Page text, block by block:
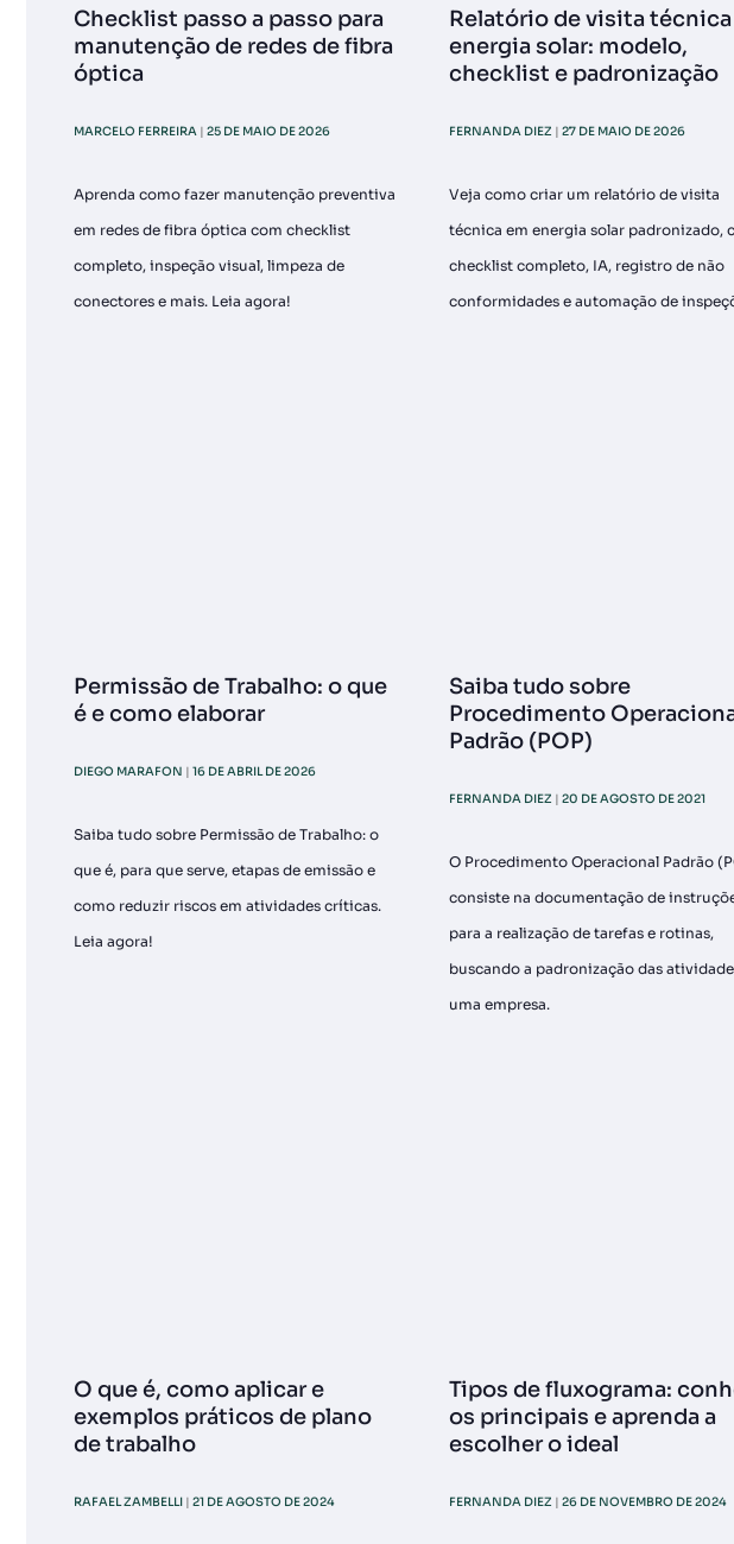
Checklist passo a passo para
manutenção de redes de fibra
óptica
MARCELO FERREIRA 25 DE MAIO DE 2026
Aprenda como fazer manutenção preventiva
em redes de fibra óptica com checklist
completo, inspeção visual, limpeza de
conectores e mais. Leia agora!
Relatório de visita técnica
energia solar: modelo,
checklist e padronização
FERNANDA DIEZ 27 DE MAIO DE 2026
Veja como criar um relatório de visita
técnica em energia solar padronizado,
checklist completo, IA, registro de não
conformidades e automação de
Permissão de Trabalho: o que
é e como elaborar
DIEGO MARAFON 16 DE ABRIL DE 2026
Saiba tudo sobre Permissão de Trabalho: o
que é, para que serve, etapas de emissão e
como reduzir riscos em atividades críticas.
Leia agora!
Saiba tudo sobre
Procedimento
Padrão (POP)
FERNANDA DIEZ 20 DE AGOSTO DE 2021
O Procedimento Operacional Padrão
consiste na documentação de
para a realização de tarefas e rotinas,
buscando a padronização das
uma empresa.
O que é, como aplicar e
exemplos práticos de plano
de trabalho
RAFAEL ZAMBELLI 21 DE AGOSTO DE 2024
Tipos de fluxograma:
os principais e aprenda a
escolher o ideal
FERNANDA DIEZ 26 DE NOVEMBRO DE 2024